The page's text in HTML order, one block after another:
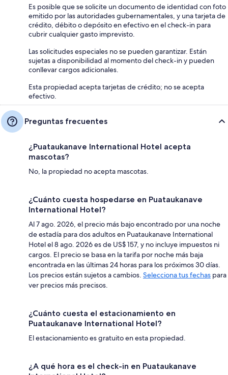
Es posible que se solicite un documento de identidad con foto
emitido por las autoridades gubernamentales, y una tarjeta de
crédito, débito o depósito en efectivo en el check-in para
cubrir cualquier gasto imprevisto.
Las solicitudes especiales no se pueden garantizar. Están
sujetas a disponibilidad al momento del check-in y pueden
conllevar cargos adicionales.
Esta propiedad acepta tarjetas de crédito; no se acepta
efectivo.
Preguntas frecuentes
¿Puataukanave International Hotel acepta
mascotas?
No, la propiedad no acepta mascotas.
¿Cuánto cuesta hospedarse en Puataukanave
International Hotel?
Al 7 ago. 2026, el precio más bajo encontrado por una noche
de estadía para dos adultos en Puataukanave International
Hotel el 8 ago. 2026 es de US$ 157, y no incluye impuestos ni
cargos. El precio se basa en la tarifa por noche más baja
encontrada en las últimas 24 horas para los próximos 30 días.
Los precios están sujetos a cambios. Selecciona tus fechas para
ver precios más precisos.
¿Cuánto cuesta el estacionamiento en
Puataukanave International Hotel?
El estacionamiento es gratuito en esta propiedad.
¿A qué hora es el check-in en Puataukanave